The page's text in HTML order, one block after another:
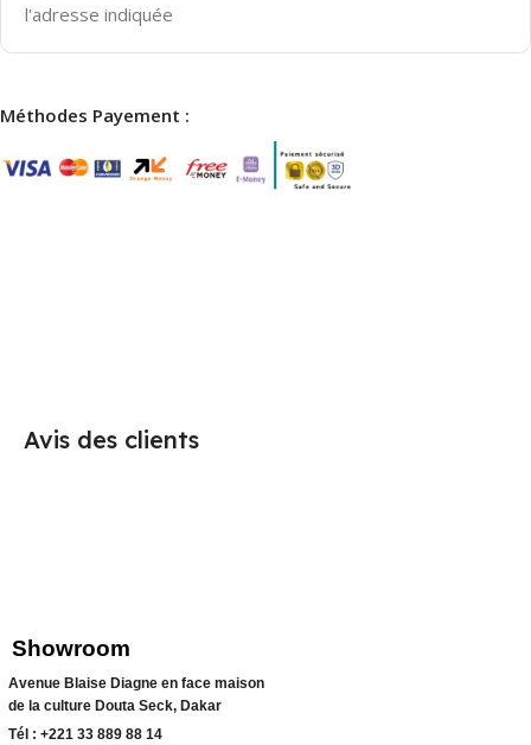
l'adresse indiquée
Méthodes Payement :
Avis des clients
Showroom
Avenue Blaise Diagne en face maison
de la culture Douta Seck, Dakar
Tél : +221 33 889 88 14